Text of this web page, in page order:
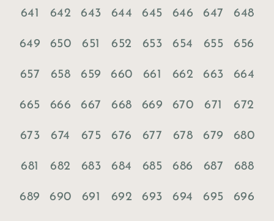
641 642 643 644 645 646 647 648
649 650 651 652 653 654 655 656
657 658 659 660 661 662 663 664
665 666 667 668 669 670 671 672
673 674 675 676 677 678 679 680
681 682 683 684 685 686 687 688
689 690 691 692 693 694 695 696